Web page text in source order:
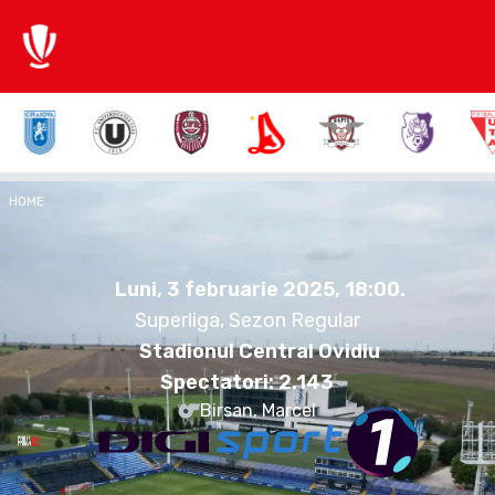
HOME
Luni, 3 februarie 2025, 18:00.
Superliga, Sezon Regular
Stadionul Central Ovidiu
Spectatori:2.143
Birsan, Marcel